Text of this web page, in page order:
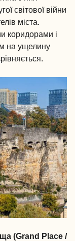
світової війни
міста.
коридорами і
на ущелину
(Grand Place /